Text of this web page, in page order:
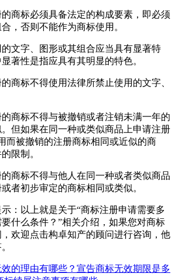
标必须具备法定的构成要素，即必须
，否则不能作为商标使用。
字、图形或其组合应当具有显著特
著性是指应具有其明显的特色。
标不得使用法律所禁止使用的文字、
标不得与被撤销或者注销未满一年的
但如果在同一种或类似商品上申请注册
而被撤销的注册商标相同或近似的商
限制。
标不得与他人在同一种或者类似商品
者初步审定的商标相同或类似。
以上就是关于“商标注册申请需要多
什么条件？”相关介绍，如果您对商标
欢迎点击构卓知产的顾问进行咨询，他
的理由有哪些？宣告商标无效期限是多